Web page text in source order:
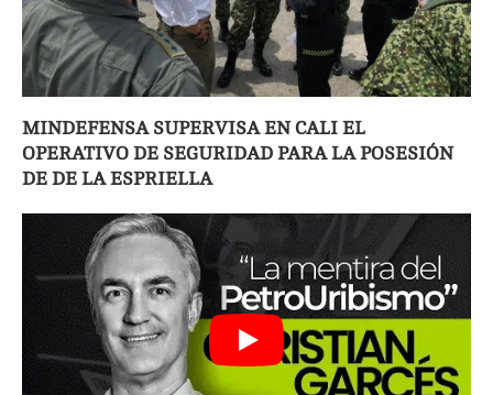
MINDEFENSA SUPERVISA EN CALI EL
OPERATIVO DE SEGURIDAD PARA LA POSESIÓN
DE DE LA ESPRIELLA